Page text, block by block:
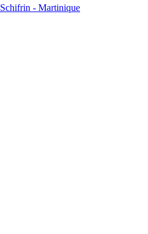
- Martinique